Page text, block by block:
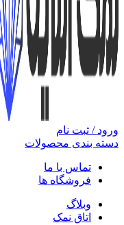
ورود / ثبت نام
دسته بندی محصولات
تماس با ما
فروشگاه ها
وبلاگ
اتاق نمک